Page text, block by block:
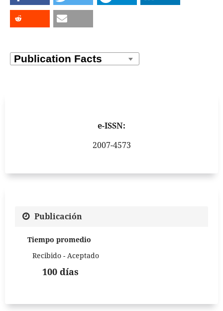
e-ISSN:
2007-4573
Publicación
Tiempo promedio
Recibido - Aceptado
100 días